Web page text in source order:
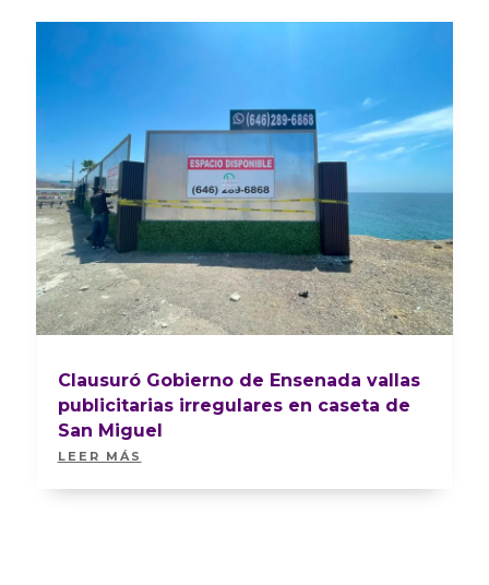
Clausuró Gobierno de Ensenada vallas
publicitarias irregulares en caseta de
San Miguel
LEER MÁS